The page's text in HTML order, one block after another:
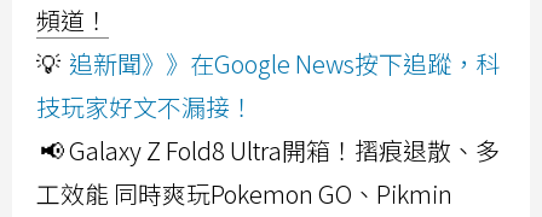
頻道！
💡 追新聞》》在Google News按下追蹤，科
技玩家好文不漏接！
📢 Galaxy Z Fold8 Ultra開箱！摺痕退散、多
工效能 同時爽玩Pokemon GO、Pikmin